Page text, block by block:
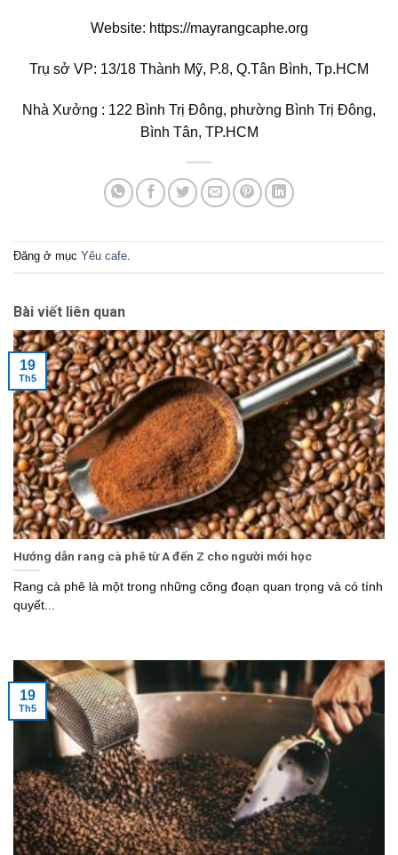
Website: https://mayrangcaphe.org
Trụ sở VP: 13/18 Thành Mỹ, P.8, Q.Tân Bình, Tp.HCM
Nhà Xưởng : 122 Bình Trị Đông, phường Bình Trị Đông,
Bình Tân, TP.HCM
Đăng ở mục Yêu cafe.
Bài viết liên quan
Hướng dẫn rang cà phê từ A đến Z cho người mới học
Rang cà phê là một trong những công đoạn quan trọng và có tính
quyết...
19
Th5
19
Th5